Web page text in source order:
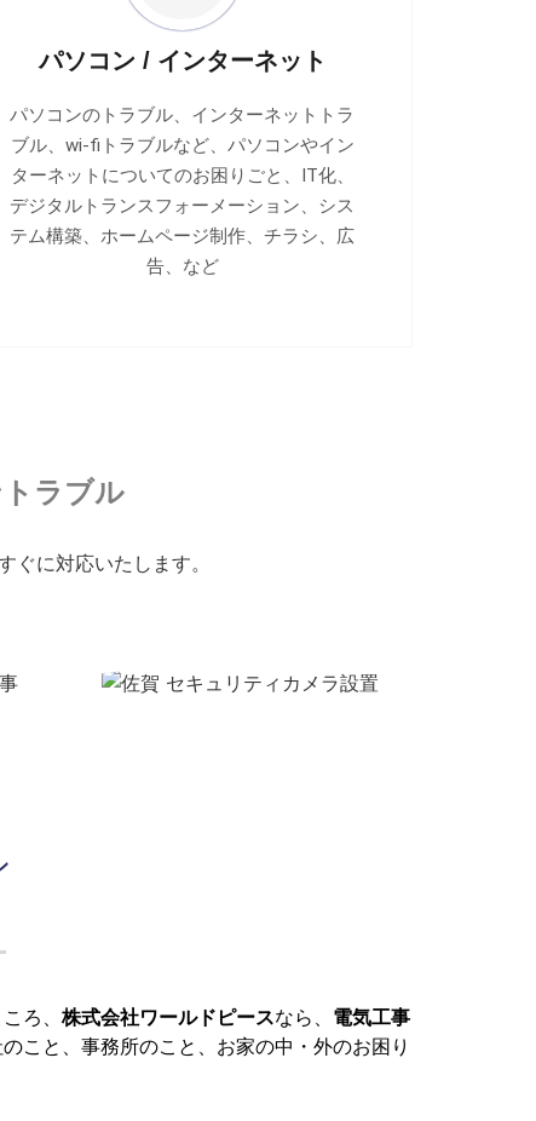
パソコン / インターネット
パソコンのトラブル、インターネットトラ
ブル、wi-fiトラブルなど、パソコンやイン
ターネットについてのお困りごと、IT化、
デジタルトランスフォーメーション、シス
テム構築、ホームページ制作、チラシ、広
告、など
ラブル
ぐに対応いたします。
ろ、 株式会社ワールドピースなら、 電気工事
こと、事務所のこと、お家の中・外のお困り